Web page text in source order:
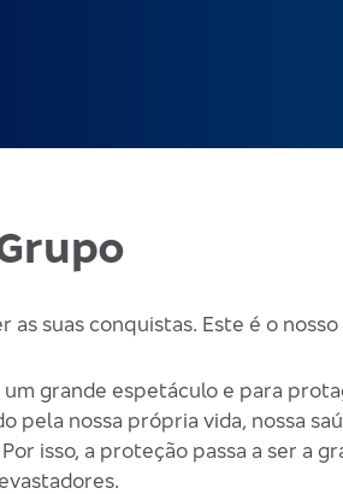
as suas conquistas. Este é o
um grande espetáculo e para
pela nossa própria vida, nossa
Por isso, a proteção passa a ser a